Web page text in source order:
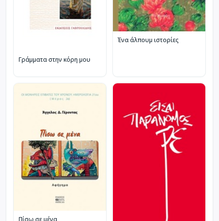
Γράμματα στην κόρη μου
Ένα άλπουμ ιστορίες
Πίσω σε μένα